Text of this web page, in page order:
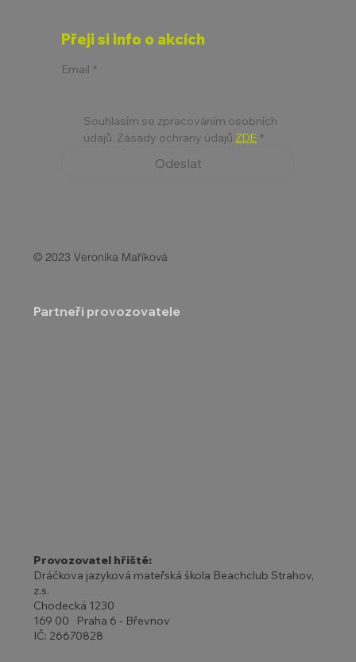
Provozovatel hřiště:
Dráčkova jazyková mateřská škola Beachclub Strahov,
z.s.
Chodecká 1230
169 00 Praha 6 - Břevnov
IČ: 26670828
Přeji si info o akcích
Email *
Souhlasím se zpracováním osobních
údajů. Zásady ochrany údajů ZDE *
Odeslat
© 2023 Veronika Maříková
Partneři provozovatele